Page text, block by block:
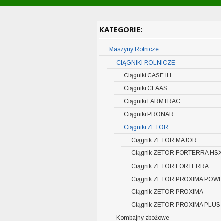
KATEGORIE:
Maszyny Rolnicze
CIĄGNIKI ROLNICZE
Ciągniki CASE IH
Filmy ciągniki CASE IH
Ciągniki CLAAS
Filmy ciągniki CLAAS
Ciągniki CLAAS XERION 5000-
435 KM)
Ciągniki CLAAS AXION 950-920
184KM)
Ciągniki CLAAS ARION 430-410
KM)
Ciągniki CLAAS AXOS 340-310
KM)
Ciągniki FARMTRAC
Filmy ciągniki FARMTRAC
Ciągniki PRONAR
Filmy ciągniki Pronar
Ciągniki ZETOR
Ciągnik ZETOR MAJOR
Filmy ciągnik ZETOR MAJOR
Ciągnik ZETOR FORTERRA
Filmy ciągniki ZETOR
Ciągnik ZETOR FORTERRA
Filmy Ciągniki ZETOR
Ciągnik ZETOR PROXIMA
Filmy ciągnik ZETOR PRIXIMA
Ciągnik ZETOR PROXIMA
Filmy ciągniki ZETOR PROXIMA
Ciągnik ZETOR PROXIMA PLUS
Filmy ciągniki ZETOR
Kombajny zbożowe